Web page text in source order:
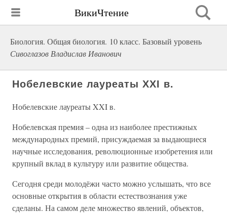
ВикиЧтение
Биология. Общая биология. 10 класс. Базовый уровень
Сивоглазов Владислав Иванович
Нобелевские лауреаты XXI в.
Нобелевские лауреаты XXI в.
Нобелевская премия – одна из наиболее престижных
международных премий, присуждаемая за выдающиеся
научные исследования, революционные изобретения или
крупный вклад в культуру или развитие общества.
Сегодня среди молодёжи часто можно услышать, что все
основные открытия в области естествознания уже
сделаны. На самом деле множество явлений, объектов,